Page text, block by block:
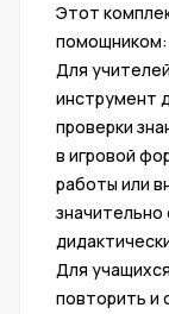
Этот
помощником:
Для
инструмент
проверки
в игровой
работы или
значительно
Для
повторить и